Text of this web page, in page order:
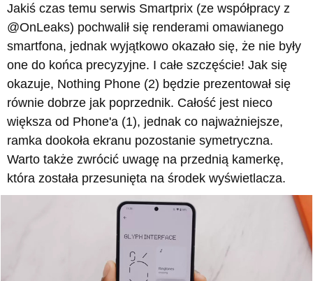
Jakiś czas temu serwis Smartprix (ze współpracy z
@OnLeaks) pochwalił się renderami omawianego
smartfona, jednak wyjątkowo okazało się, że nie były
one do końca precyzyjne. I całe szczęście! Jak się
okazuje, Nothing Phone (2) będzie prezentował się
równie dobrze jak poprzednik. Całość jest nieco
większa od Phone'a (1), jednak co najważniejsze,
ramka dookoła ekranu pozostanie symetryczna.
Warto także zwrócić uwagę na przednią kamerkę,
która została przesunięta na środek wyświetlacza.